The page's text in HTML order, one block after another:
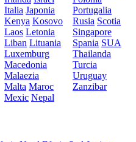
Italia Japonia
Kenya Kosovo
Laos Letonia
Liban Lituania
Luxemburg
Macedonia
Malaezia
Malta Maroc
Mexic Nepal
Portugalia
Rusia Scotia
Singapore
Spania SUA
Thailanda
Turcia
Uruguay
Zanzibar